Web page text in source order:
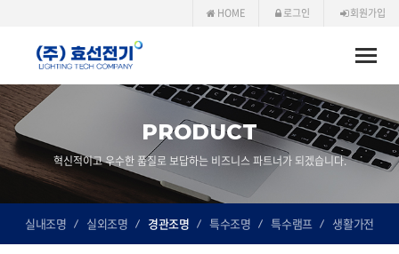
HOME 로그인 회원가입
Toggle
PRODUCT
혁신적이고 우수한 품질로 보답하는 비즈니스 파트너가 되겠습니다.
실내조명 실외조명 경관조명 특수조명 특수램프 생활가전